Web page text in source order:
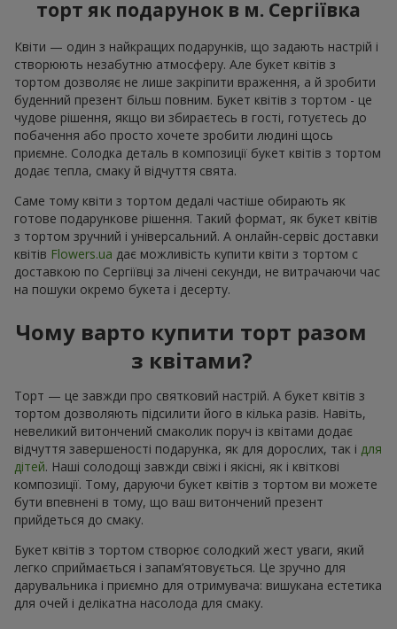
торт як подарунок в м. Сергіївка
Квіти — один з найкращих подарунків, що задають настрій і
створюють незабутню атмосферу. Але букет квітів з
тортом дозволяє не лише закріпити враження, а й зробити
буденний презент більш повним. Букет квітів з тортом - це
чудове рішення, якщо ви збираєтесь в гості, готуєтесь до
побачення або просто хочете зробити людині щось
приємне. Солодка деталь в композиції букет квітів з тортом
додає тепла, смаку й відчуття свята.
Саме тому квіти з тортом дедалі частіше обирають як
готове подарункове рішення. Такий формат, як букет квітів
з тортом зручний і універсальний. А онлайн-сервіс доставки
квітів Flowers.ua дає можливість купити квіти з тортом с
доставкою по Сергіївці за лічені секунди, не витрачаючи час
на пошуки окремо букета і десерту.
Чому варто купити торт разом
з квітами?
Торт — це завжди про святковий настрій. А букет квітів з
тортом дозволяють підсилити його в кілька разів. Навіть,
невеликий витончений смаколик поруч із квітами додає
відчуття завершеності подарунка, як для дорослих, так і для
дітей. Наші солодощі завжди свіжі і якісні, як і квіткові
композиції. Тому, даруючи букет квітів з тортом ви можете
бути впевнені в тому, що ваш витончений презент
прийдеться до смаку.
Букет квітів з тортом створює солодкий жест уваги, який
легко сприймається і запам’ятовується. Це зручно для
дарувальника і приємно для отримувача: вишукана естетика
для очей і делікатна насолода для смаку.